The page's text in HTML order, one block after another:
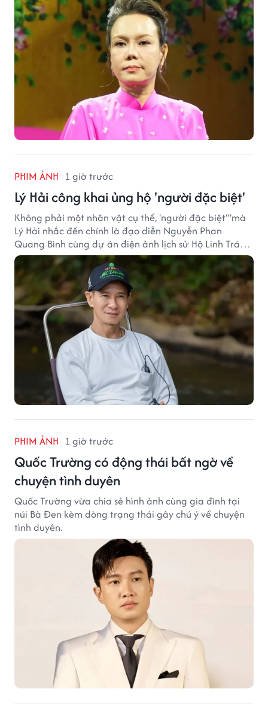
PHIM ẢNH 1 giờ trước
Lý Hải công khai ủng hộ 'người đặc biệt'
Không phải một nhân vật cụ thể, 'người đặc biệt”'mà
Lý Hải nhắc đến chính là đạo diễn Nguyễn Phan
Quang Bình cùng dự án điện ảnh lịch sử Hộ Linh Tráng
Sĩ: Bí Ẩn Mộ Vua Đinh.
PHIM ẢNH 1 giờ trước
Quốc Trường có động thái bất ngờ về
chuyện tình duyên
Quốc Trường vừa chia sẻ hình ảnh cùng gia đình tại
núi Bà Đen kèm dòng trạng thái gây chú ý về chuyện
tình duyên.